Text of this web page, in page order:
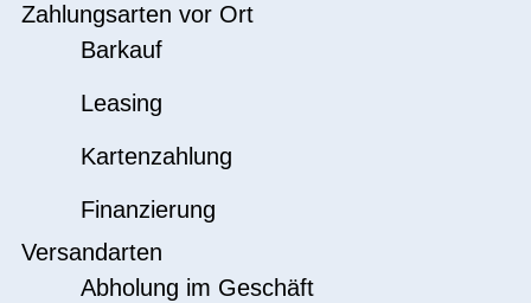
Zahlungsarten vor Ort
Barkauf
Leasing
Kartenzahlung
Finanzierung
Versandarten
Abholung im Geschäft